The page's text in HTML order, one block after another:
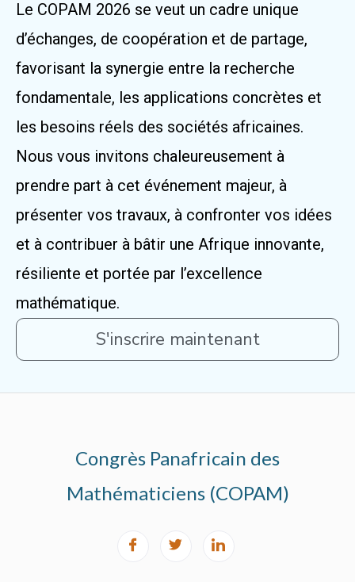
Le COPAM 2026 se veut un cadre unique
d’échanges, de coopération et de partage,
favorisant la synergie entre la recherche
fondamentale, les applications concrètes et
les besoins réels des sociétés africaines.
Nous vous invitons chaleureusement à
prendre part à cet événement majeur, à
présenter vos travaux, à confronter vos idées
et à contribuer à bâtir une Afrique innovante,
résiliente et portée par l’excellence
mathématique.
S'inscrire maintenant
Congrès Panafricain des
Mathématiciens (COPAM)